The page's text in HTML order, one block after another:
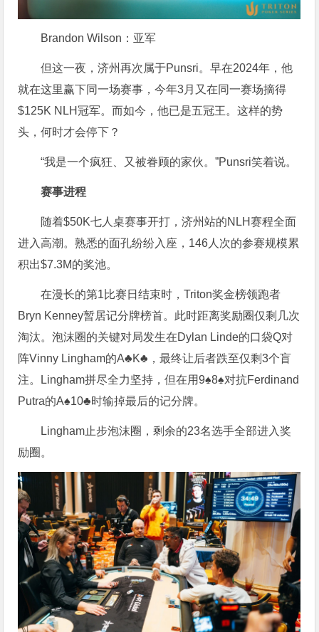
Brandon Wilson：亚军
但这一夜，济州再次属于Punsri。早在2024年，他
就在这里赢下同一场赛事，今年3月又在同一赛场摘得
$125K NLH冠军。而如今，他已是五冠王。这样的势
头，何时才会停下？
“我是一个疯狂、又被眷顾的家伙。”Punsri笑着说。
赛事进程
随着$50K七人桌赛事开打，济州站的NLH赛程全面
进入高潮。熟悉的面孔纷纷入座，146人次的参赛规模累
积出$7.3M的奖池。
在漫长的第1比赛日结束时，Triton奖金榜领跑者
Bryn Kenney暂居记分牌榜首。此时距离奖励圈仅剩几次
淘汰。泡沫圈的关键对局发生在Dylan Linde的口袋Q对
阵Vinny Lingham的A♣K♣，最终让后者跌至仅剩3个盲
注。Lingham拼尽全力坚持，但在用9♠8♠对抗Ferdinand
Putra的A♠10♣时输掉最后的记分牌。
Lingham止步泡沫圈，剩余的23名选手全部进入奖
励圈。